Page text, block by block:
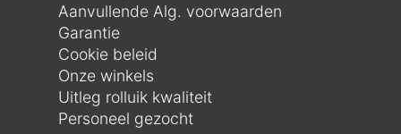
Aanvullende Alg. voorwaarden
Garantie
Cookie beleid
Onze winkels
Uitleg rolluik kwaliteit
Personeel gezocht